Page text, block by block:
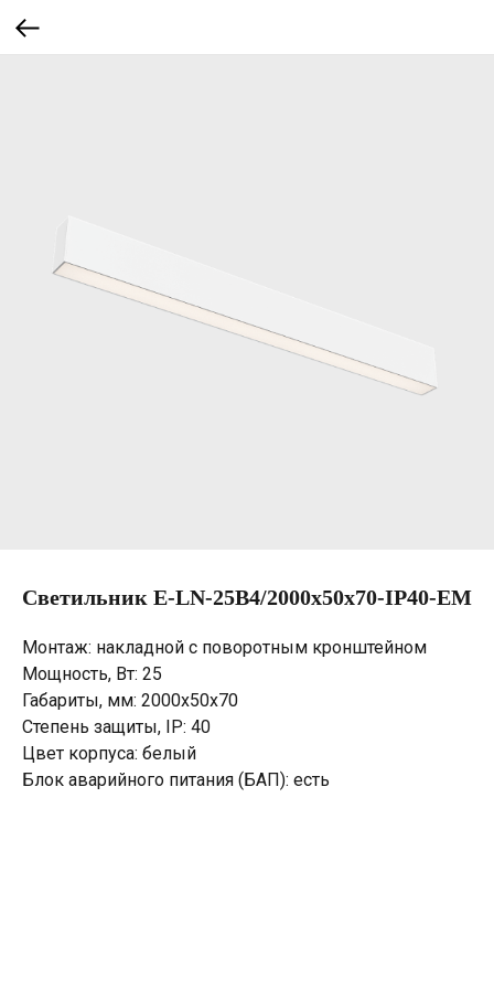
Светильник E-LN-25B4/2000х50х70-IP40-EM
Монтаж: накладной с поворотным кронштейном
Мощность, Вт: 25
Габариты, мм: 2000х50х70
Степень защиты, IP: 40
Цвет корпуса: белый
Блок аварийного питания (БАП): есть